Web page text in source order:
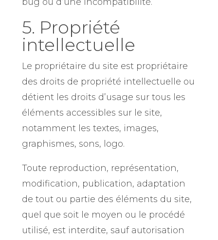
5. Propriété
intellectuelle
Le propriétaire du site est propriétaire
des droits de propriété intellectuelle ou
détient les droits d’usage sur tous les
éléments accessibles sur le site,
notamment les textes, images,
graphismes, sons, logo.
Toute reproduction, représentation,
modification, publication, adaptation
de tout ou partie des éléments du site,
quel que soit le moyen ou le procédé
utilisé, est interdite, sauf autorisation